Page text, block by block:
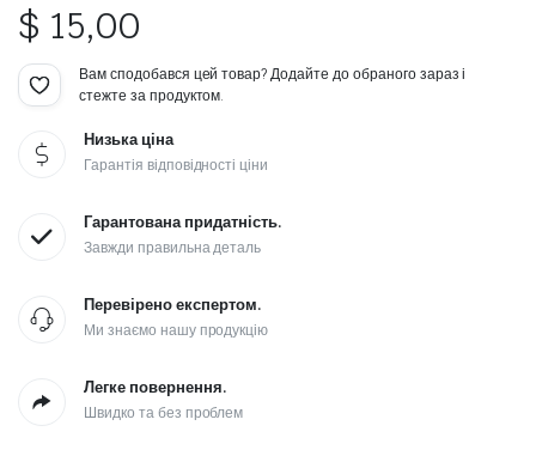
$ 15,00
Вам сподобався цей товар? Додайте до обраного зараз і
стежте за продуктом.
Низька ціна
Гарантія відповідності ціни
Гарантована придатність.
Завжди правильна деталь
Перевірено експертом.
Ми знаємо нашу продукцію
Легке повернення.
Швидко та без проблем